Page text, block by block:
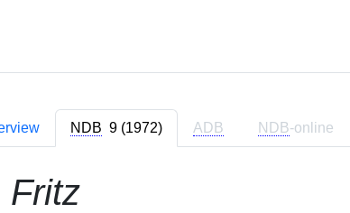
NDB 9 (1972) ADB NDB-online
Fritz